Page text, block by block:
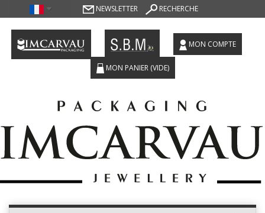
NEWSLETTER RECHERCHE
MON COMPTE
MON PANIER (VIDE)